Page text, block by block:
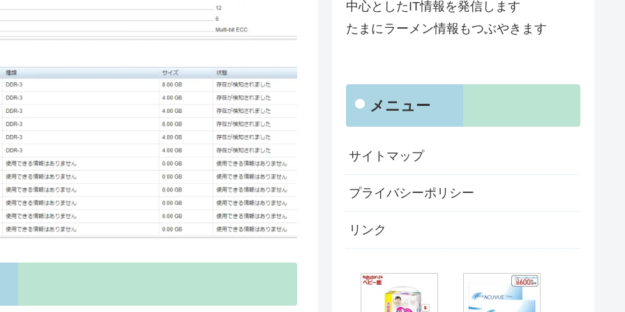
中心としたIT情報を発信します
たまにラーメン情報もつぶやきます
メニュー
サイトマップ
プライバシーポリシー
リンク